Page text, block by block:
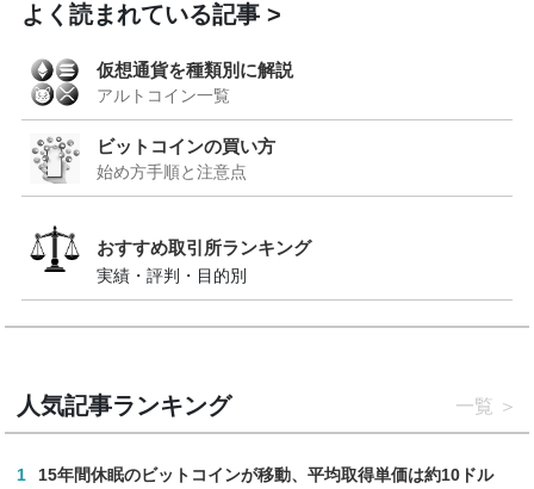
よく読まれている記事
仮想通貨を種類別に解説
アルトコイン一覧
ビットコインの買い方
始め方手順と注意点
おすすめ取引所ランキング
実績・評判・目的別
人気記事ランキング 一覧
1 15年間休眠のビットコインが移動、平均取得単価は約10ドル